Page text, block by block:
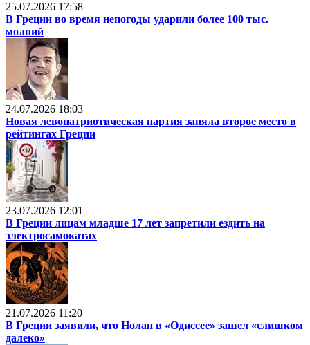
25.07.2026 17:58
В Греции во время непогоды ударили более 100 тыс.
молний
24.07.2026 18:03
Новая левопатриотическая партия заняла второе место в
рейтингах Греции
23.07.2026 12:01
В Греции лицам младше 17 лет запретили ездить на
электросамокатах
21.07.2026 11:20
В Греции заявили, что Нолан в «Одиссее» зашел «слишком
далеко»